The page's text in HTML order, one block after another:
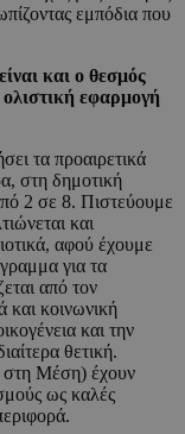
εμπόδια που
και ο θεσμός
εφαρμογή
τα προαιρετικά
στη δημοτική
2 σε 8. Πιστεύουμε
και
αφού έχουμε
για τα
από τον
και κοινωνική
και την
θετική.
στη Μέση) έχουν
ως καλές